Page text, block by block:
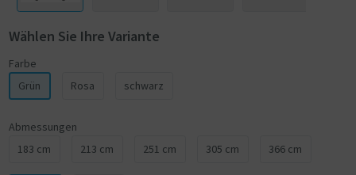
Wählen Sie Ihre Variante
Farbe
Grün
Rosa schwarz
Abmessungen
183 cm
213 cm 251 cm 305 cm 366 cm